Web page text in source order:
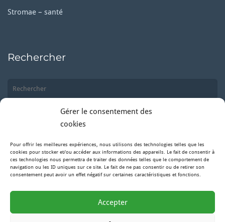
Gérer le consentement des
cookies
Pour offrir les meilleures expériences, nous utilisons des technologies telles que les
cookies pour stocker et/ou accéder aux informations des appareils. Le fait de consentir à
ces technologies nous permettra de traiter des données telles que le comportement de
navigation ou les ID uniques sur ce site. Le fait de ne pas consentir ou de retirer son
consentement peut avoir un effet négatif sur certaines caractéristiques et fonctions.
Accepter
Stromae – santé
Rechercher
Suivez-nous